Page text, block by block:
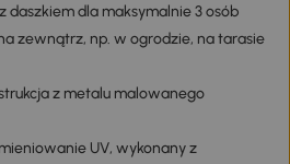
dla maksymalnie 3 osób
zewnątrz, np. w ogrodzie, na tarasie
z metalu malowanego
UV, wykonany z